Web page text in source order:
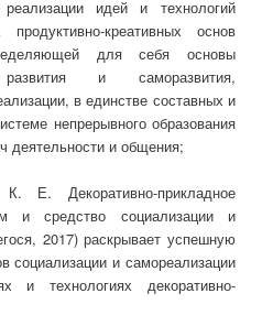
идей и технологий
продуктивно-креативных основ
для себя основы
развития и саморазвития,
в единстве составных и
непрерывного образования
деятельности и общения;
Е. Декоративно-прикладное
и средство социализации и
2017) раскрывает успешную
социализации и самореализации
и технологиях декоративно-